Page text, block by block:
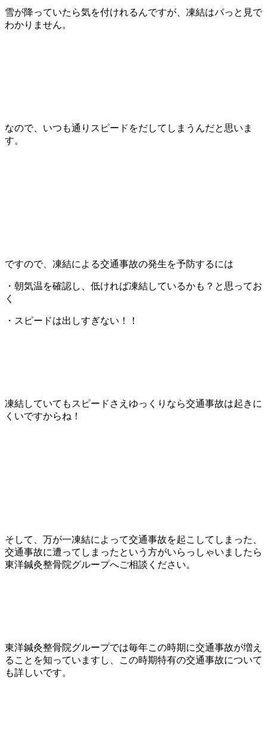
雪が降っていたら気を付けれるんですが、凍結はパっと見で
わかりません。
なので、いつも通りスピードをだしてしまうんだと思いま
す。
ですので、凍結による交通事故の発生を予防するには
・朝気温を確認し、低ければ凍結しているかも？と思ってお
く
・スピードは出しすぎない！！
凍結していてもスピードさえゆっくりなら交通事故は起きに
くいですからね！
そして、万が一凍結によって交通事故を起こしてしまった、
交通事故に遭ってしまったという方がいらっしゃいましたら
東洋鍼灸整骨院グループへご相談ください。
東洋鍼灸整骨院グループでは毎年この時期に交通事故が増え
ることを知っていますし、この時期特有の交通事故について
も詳しいです。